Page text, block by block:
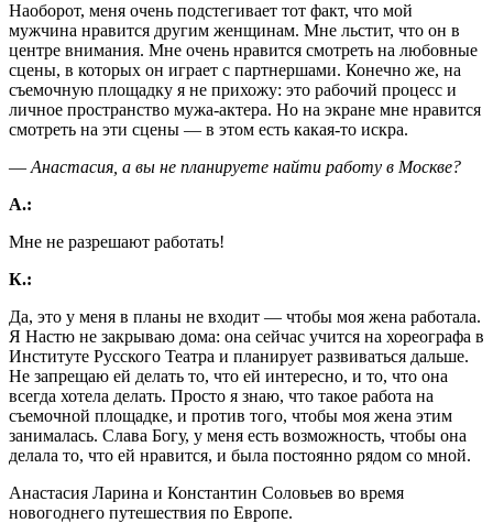
Наоборот, меня очень подстегивает тот факт, что мой
мужчина нравится другим женщинам. Мне льстит, что он в
центре внимания. Мне очень нравится смотреть на любовные
сцены, в которых он играет с партнершами. Конечно же, на
съемочную площадку я не прихожу: это рабочий процесс и
личное пространство мужа-актера. Но на экране мне нравится
смотреть на эти сцены ― в этом есть какая-то искра.
― Анастасия, а вы не планируете найти работу в Москве?
А.:
Мне не разрешают работать!
К.:
Да, это у меня в планы не входит ― чтобы моя жена работала.
Я Настю не закрываю дома: она сейчас учится на хореографа в
Институте Русского Театра и планирует развиваться дальше.
Не запрещаю ей делать то, что ей интересно, и то, что она
всегда хотела делать. Просто я знаю, что такое работа на
съемочной площадке, и против того, чтобы моя жена этим
занималась. Слава Богу, у меня есть возможность, чтобы она
делала то, что ей нравится, и была постоянно рядом со мной.
Анастасия Ларина и Константин Соловьев во время
новогоднего путешествия по Европе.